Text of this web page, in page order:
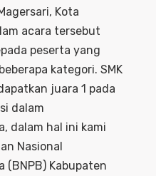
Kota
acara tersebut
peserta yang
kategori. SMK
juara 1 pada
dalam
dalam hal ini kami
Nasional
(BNPB) Kabupaten